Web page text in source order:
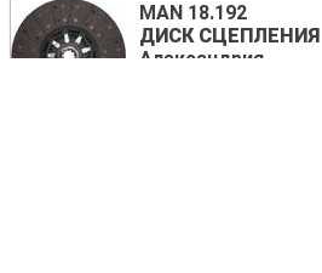
MAN 18.192
ДИСК СЦЕПЛЕНИЯ
Александрия